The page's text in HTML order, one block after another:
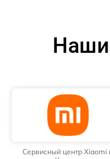
Сервисный центр Xiaomi